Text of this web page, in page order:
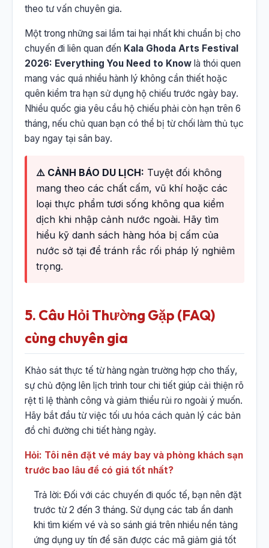
theo tư vấn chuyên gia.
Một trong những sai lầm tai hại nhất khi chuẩn bị cho
chuyến đi liên quan đến Kala Ghoda Arts Festival
2026: Everything You Need to Know là thói quen
mang vác quá nhiều hành lý không cần thiết hoặc
quên kiểm tra hạn sử dụng hộ chiếu trước ngày bay.
Nhiều quốc gia yêu cầu hộ chiếu phải còn hạn trên 6
tháng, nếu chủ quan bạn có thể bị từ chối làm thủ tục
bay ngay tại sân bay.
⚠️ CẢNH BÁO DU LỊCH: Tuyệt đối không
mang theo các chất cấm, vũ khí hoặc các
loại thực phẩm tươi sống không qua kiểm
dịch khi nhập cảnh nước ngoài. Hãy tìm
hiểu kỹ danh sách hàng hóa bị cấm của
nước sở tại để tránh rắc rối pháp lý nghiêm
trọng.
5. Câu Hỏi Thường Gặp (FAQ)
cùng chuyên gia
Khảo sát thực tế từ hàng ngàn trường hợp cho thấy,
sự chủ động lên lịch trình tour chi tiết giúp cải thiện rõ
rệt tỉ lệ thành công và giảm thiểu rủi ro ngoài ý muốn.
Hãy bắt đầu từ việc tối ưu hóa cách quản lý các bản
đồ chỉ đường chi tiết hàng ngày.
Hỏi: Tôi nên đặt vé máy bay và phòng khách sạn
trước bao lâu để có giá tốt nhất?
Trả lời: Đối với các chuyến đi quốc tế, bạn nên đặt
trước từ 2 đến 3 tháng. Sử dụng các tab ẩn danh
khi tìm kiếm vé và so sánh giá trên nhiều nền tảng
ứng dụng uy tín để săn được các mã giảm giá tốt